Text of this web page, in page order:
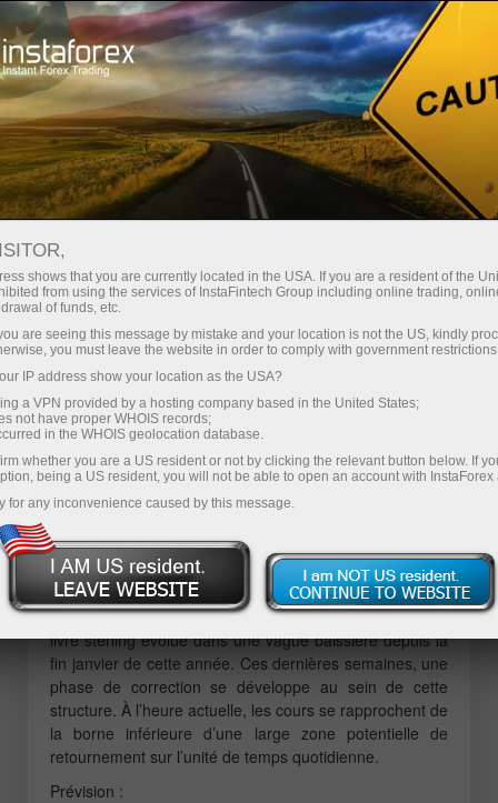
For Traders Forex Analytics
Analytical Reviews
Wave analysis
20.04.2026 09:47 AM
Prévisions hebdomadaires basées sur
une analyse ondulatoire simplifiée pour
GBP/USD, AUD/USD, USD/CHF,
EUR/JPY, AUD/JPY et EUR/GBP – 20
avril
GBP/USD
Analyse :
Sur l’horizon de court terme, la paire principale de la
livre sterling évolue dans une vague baissière depuis la
fin janvier de cette année. Ces dernières semaines, une
phase de correction se développe au sein de cette
structure. À l’heure actuelle, les cours se rapprochent de
la borne inférieure d’une large zone potentielle de
retournement sur l’unité de temps quotidienne.
Prévision :
shows that you are currently located in the USA. If you are a resident of the
from using the services of InstaFintech Group including online trading,
of funds, etc.
are seeing this message by mistake and your location is not the US, kindly
you must leave the website in order to comply with government
IP address show your location as the USA?
a VPN provided by a hosting company based in the United States;
not have proper WHOIS records;
in the WHOIS geolocation database.
whether you are a US resident or not by clicking the relevant button below. If
being a US resident, you will not be able to open an account with InstaForex
for any inconvenience caused by this message.